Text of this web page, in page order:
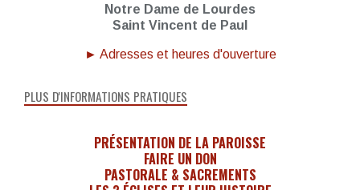
Notre Dame de Lourdes
Saint Vincent de Paul
► Adresses et heures d'ouverture
PLUS D'INFORMATIONS PRATIQUES
PRÉSENTATION DE LA PAROISSE
FAIRE UN DON
PASTORALE & SACREMENTS